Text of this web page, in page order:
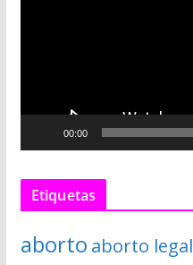
c
r
v
00:00
Etiquetas
aborto aborto legal